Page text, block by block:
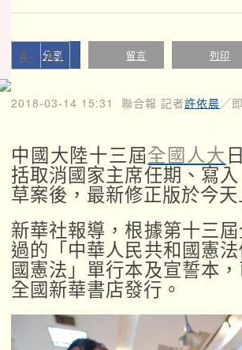
分享 留言 列印
A- A+
2018-03-14 15:31 聯合報 記者許依晨╱
中國大陸十三屆全國人大
括取消國家主席任期、寫
草案後，最新修正版於今
新華社報導，根據第十三
過的「中華人民共和國憲
國憲法」單行本及宣誓本
全國新華書店發行。